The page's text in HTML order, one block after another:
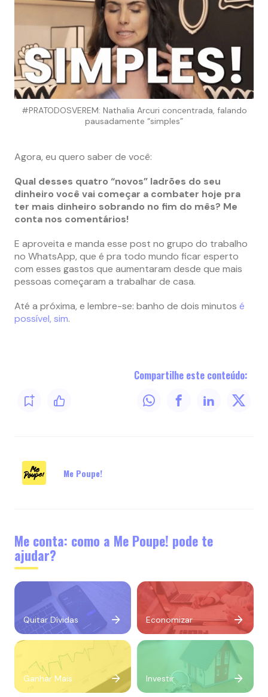
#PRATODOSVEREM: Nathalia Arcuri concentrada, falando
pausadamente “simples”
Agora, eu quero saber de você:
Qual desses quatro “novos” ladrões do seu
dinheiro você vai começar a combater hoje pra
ter mais dinheiro sobrando no fim do mês? Me
conta nos comentários!
E aproveita e manda esse post no grupo do trabalho
no WhatsApp, que é pra todo mundo ficar esperto
com esses gastos que aumentaram desde que mais
pessoas começaram a trabalhar de casa.
Até a próxima, e lembre-se: banho de dois minutos é
possível, sim.
Compartilhe este conteúdo:
Me Poupe!
Me conta: como a Me Poupe! pode te
ajudar?
Quitar Dívidas Economizar
Ganhar Mais Investir